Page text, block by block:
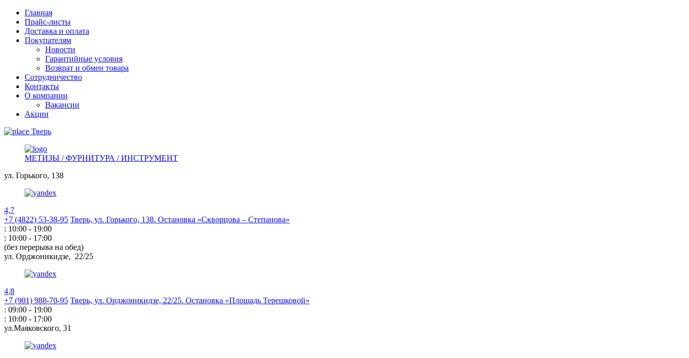
Главная
Прайс-листы
Доставка и оплата
Покупателям
Новости
Гарантийные условия
Возврат и обмен товара
Сотрудничество
Контакты
О компании
Вакансии
Акции
Тверь
МЕТИЗЫ / ФУРНИТУРА / ИНСТРУМЕНТ
ул. Горького, 138
4,7
+7 (4822) 53-38-95 Тверь, ул. Горького, 138. Остановка «Скворцова – Степанова»
: 10:00 - 19:00
: 10:00 - 17:00
(без перерыва на обед)
ул. Орджоникидзе, 22/25
4,8
+7 (901) 988-70-95 Тверь, ул. Орджоникидзе, 22/25. Остановка «Площадь Терешковой»
: 09:00 - 19:00
: 10:00 - 17:00
ул.Маяковского, 31